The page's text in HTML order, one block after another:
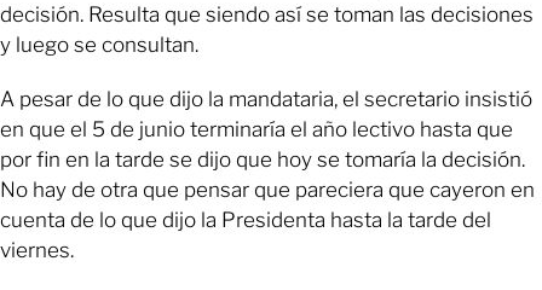
decisión. Resulta que siendo así se toman las decisiones
y luego se consultan.
A pesar de lo que dijo la mandataria, el secretario insistió
en que el 5 de junio terminaría el año lectivo hasta que
por fin en la tarde se dijo que hoy se tomaría la decisión.
No hay de otra que pensar que pareciera que cayeron en
cuenta de lo que dijo la Presidenta hasta la tarde del
viernes.